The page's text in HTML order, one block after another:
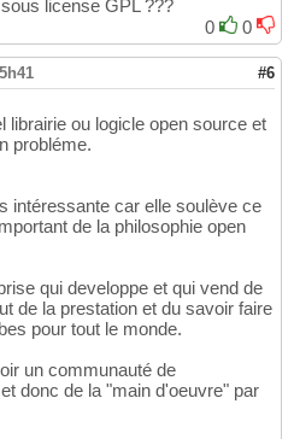
license GPL ???
0
0
#6
librairie ou logicle open source et
probléme.
intéressante car elle soulève ce
de la philosophie open
qui developpe et qui vend de
de la prestation et du savoir faire
pour tout le monde.
un communauté de
donc de la "main d'oeuvre" par